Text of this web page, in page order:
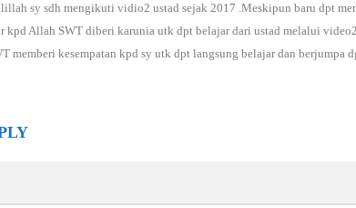
sy sdh mengikuti vidio2 ustad sejak 2017 .Meskipun baru dpt
kpd Allah SWT diberi karunia utk dpt belajar dari ustad melalui
memberi kesempatan kpd sy utk dpt langsung belajar dan berjumpa